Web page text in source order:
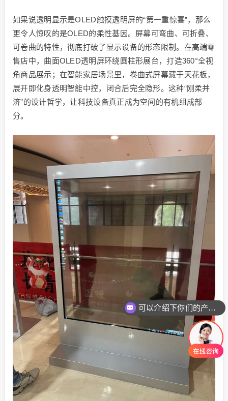
如果说透明显示是OLED触摸透明屏的“第一重惊喜”，那么
更令人惊叹的是OLED的柔性基因。屏幕可弯曲、可折叠、
可卷曲的特性，彻底打破了显示设备的形态限制。在高端零
售店中，曲面OLED透明屏环绕圆柱形展台，打造360°全视
角商品展示；在智能家居场景里，卷曲式屏幕藏于天花板，
展开即化身透明智能中控，闭合后完全隐形。这种“刚柔并
济”的设计哲学，让科技设备真正成为空间的有机组成部
分。
你们是怎么收费的呢